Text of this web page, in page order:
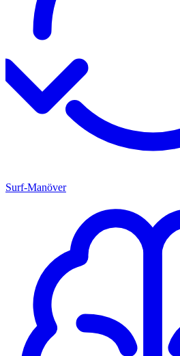
Surf-Manöver